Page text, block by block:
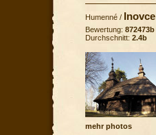
Humenné / Inovce
Bewertung: 872473b
Durchschnitt: 2.4b
mehr photos